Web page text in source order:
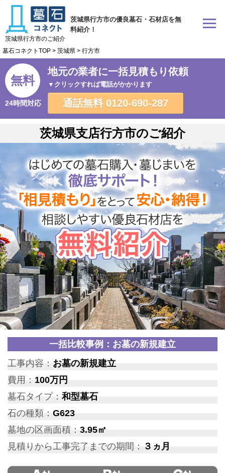
茨城県行方市の優良墓石・石材店を無
料紹介！
茨城県行方市のご紹介
墓石コネクトTOP > 茨城県 > 行方市
無料
24時間対応
地元の業者に一括見積もり依頼
▼クリックすれば電話がかかります
通話無料 0120-690-287
茨城県支店行方市のご紹介
一括比較事例：お墓の新規建立
工事内容： お墓の新規建立
費用： 100万円
墓石タイプ：和型墓石
石の種類： G623
墓地の区画面積： 3.95㎡
見積りから工事完了までの期間： ３ヵ月